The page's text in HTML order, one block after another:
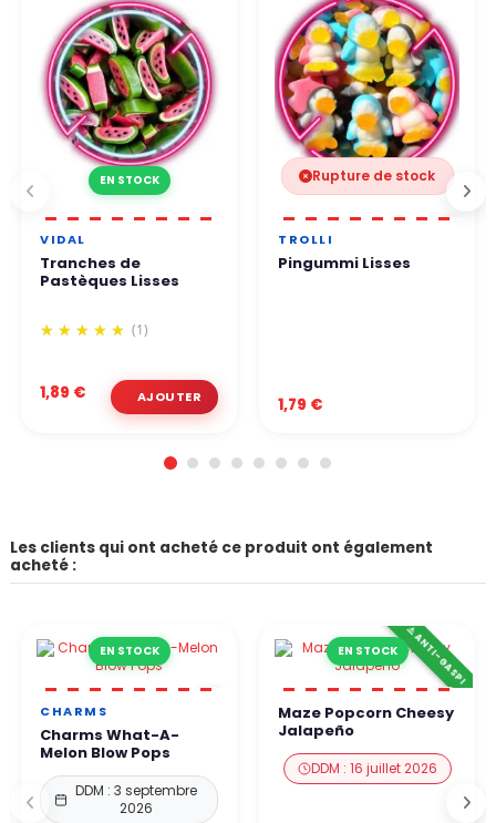
EN STOCK
VIDAL
Tranches de
Pastèques Lisses
(1)
1,89 €
Rupture de stock
TROLLI
Pingummi Lisses
1,79 €
Les clients qui ont acheté ce produit ont également
acheté :
EN STOCK
CHARMS
Charms What-A-
Melon Blow Pops
DDM : 3 septembre
2026
EN STOCK ⚠️ ANTI-GASPI
Maze Popcorn Cheesy
Jalapeño
DDM : 16 juillet 2026